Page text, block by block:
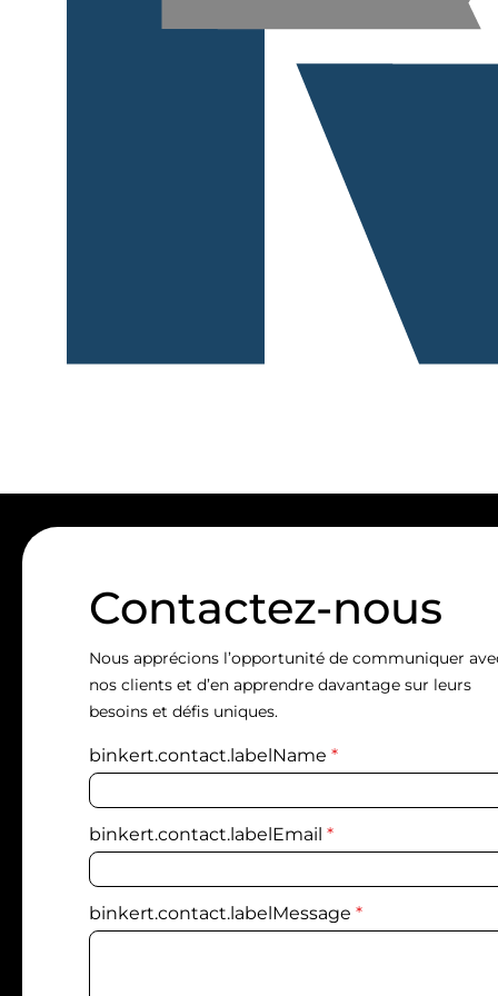
Contactez-nous
Nous apprécions l’opportunité de communiquer
nos clients et d’en apprendre davantage sur leurs
besoins et défis uniques.
binkert.contact.labelName *
binkert.contact.labelEmail *
binkert.contact.labelMessage *